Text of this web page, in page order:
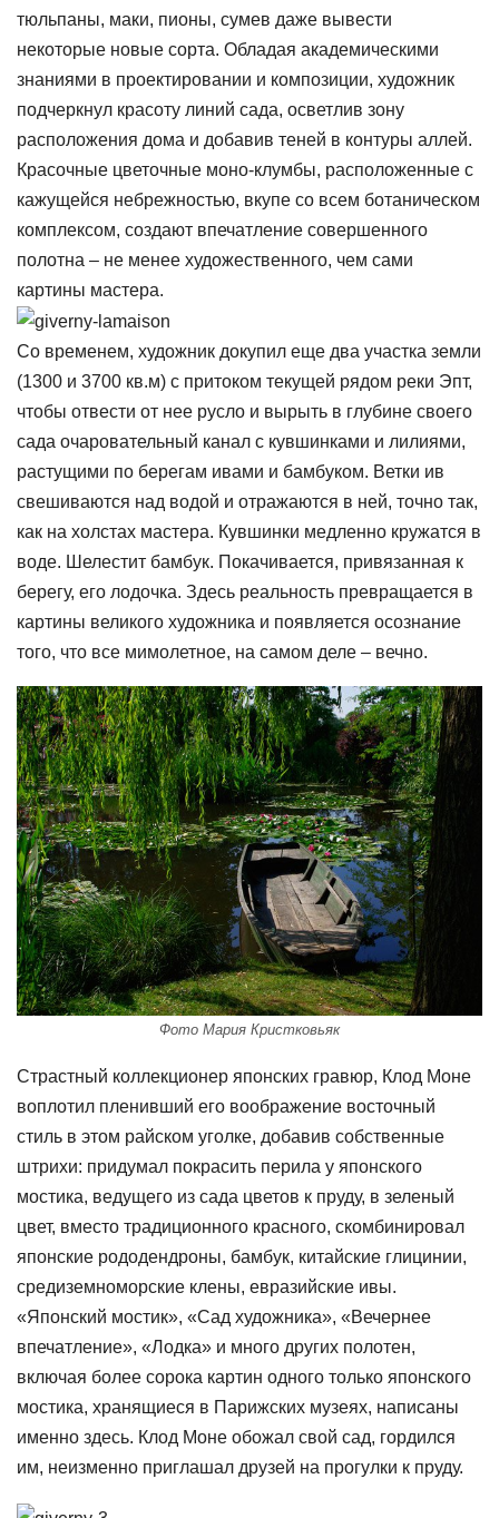
тюльпаны, маки, пионы, сумев даже вывести
некоторые новые сорта. Обладая академическими
знаниями в проектировании и композиции, художник
подчеркнул красоту линий сада, осветлив зону
расположения дома и добавив теней в контуры аллей.
Красочные цветочные моно-клумбы, расположенные с
кажущейся небрежностью, вкупе со всем ботаническом
комплексом, создают впечатление совершенного
полотна – не менее художественного, чем сами
картины мастера.
Со временем, художник докупил еще два участка земли
(1300 и 3700 кв.м) с притоком текущей рядом реки Эпт,
чтобы отвести от нее русло и вырыть в глубине своего
сада очаровательный канал с кувшинками и лилиями,
растущими по берегам ивами и бамбуком. Ветки ив
свешиваются над водой и отражаются в ней, точно так,
как на холстах мастера. Кувшинки медленно кружатся в
воде. Шелестит бамбук. Покачивается, привязанная к
берегу, его лодочка. Здесь реальность превращается в
картины великого художника и появляется осознание
того, что все мимолетное, на самом деле – вечно.
Фото Мария Кристковьяк
Страстный коллекционер японских гравюр, Клод Моне
воплотил пленивший его воображение восточный
стиль в этом райском уголке, добавив собственные
штрихи: придумал покрасить перила у японского
мостика, ведущего из сада цветов к пруду, в зеленый
цвет, вместо традиционного красного, скомбинировал
японские рододендроны, бамбук, китайские глицинии,
средиземноморские клены, евразийские ивы.
«Японский мостик», «Сад художника», «Вечернее
впечатление», «Лодка» и много других полотен,
включая более сорока картин одного только японского
мостика, хранящиеся в Парижских музеях, написаны
именно здесь. Клод Моне обожал свой сад, гордился
им, неизменно приглашал друзей на прогулки к пруду.